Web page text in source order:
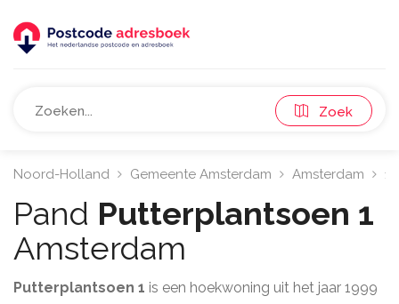
Zoek
Noord-Holland Gemeente Amsterdam Amsterdam
Pand Putterplantsoen 1
Amsterdam
Putterplantsoen 1 is een hoekwoning uit het jaar 1999